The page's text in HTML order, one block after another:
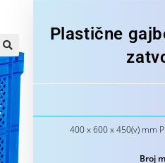
Plastične
400 x 600 x 450(v) mm
Broj